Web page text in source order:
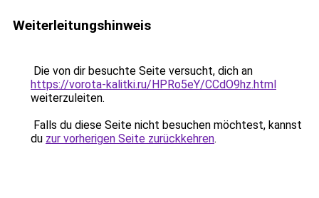
Weiterleitungshinweis
Die von dir besuchte Seite versucht, dich an
https://vorota-kalitki.ru/HPRo5eY/CCdO9hz.html
weiterzuleiten.
Falls du diese Seite nicht besuchen möchtest, kannst
du zur vorherigen Seite zurückkehren.